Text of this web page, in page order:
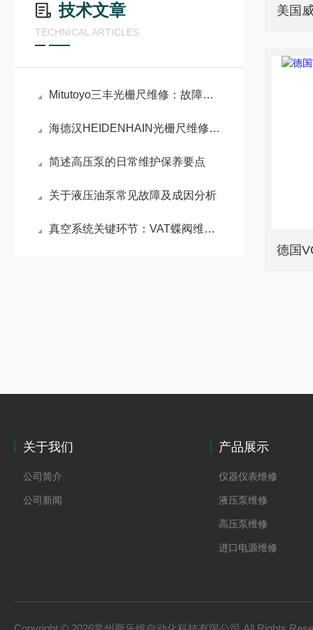
技术文章
TECHNICAL ARTICLES
Mitutoyo三丰光栅尺维修：故障排查与维护实践
海德汉HEIDENHAIN光栅尺维修：结构与故障分析
简述高压泵的日常维护保养要点
关于液压油泵常见故障及成因分析
真空系统关键环节：VAT蝶阀维修原理与密封性能重构技术
关于我们
公司简介
公司新闻
产品展示
仪器仪表维修
液压泵维修
高压泵维修
进口电源维修